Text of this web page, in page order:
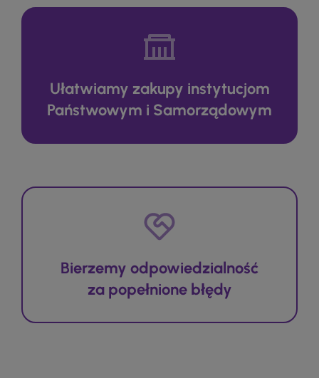
Ułatwiamy zakupy instytucjom
Państwowym i Samorządowym
Bierzemy odpowiedzialność
za popełnione błędy